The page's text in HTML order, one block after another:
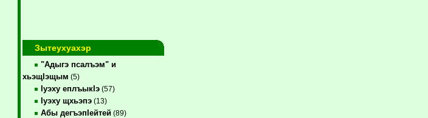
Зытеухуахэр
"Адыгэ псалъэм" и
хьэщIэщым (5)
Iуэху еплъыкIэ(57)
Iуэху щхьэпэ(13)
Абы дегъэпIейтей(89)